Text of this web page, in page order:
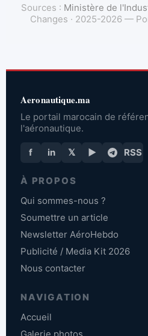
Sources : Ministère de
Changes · 2025-2026 —
Aeronautique.ma
Le portail marocain de
l'aéronautique.
f in 𝕏 ▶ RSS
À PROPOS
Qui sommes-nous ?
Soumettre un article
Newsletter AéroHebdo
Publicité / Media Kit 2026
Nous contacter
NAVIGATION
Accueil
Galerie photos